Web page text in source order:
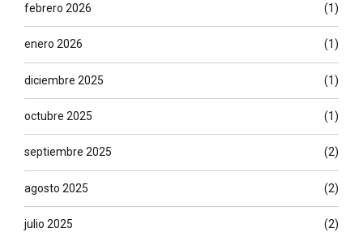
febrero 2026 (1)
enero 2026 (1)
diciembre 2025 (1)
octubre 2025 (1)
septiembre 2025 (2)
agosto 2025 (2)
julio 2025 (2)